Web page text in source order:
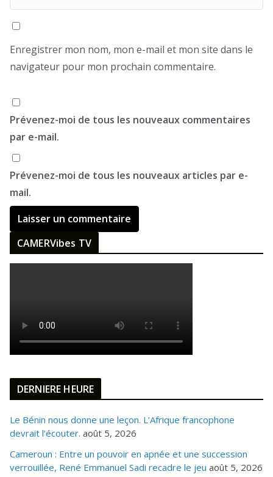
Enregistrer mon nom, mon e-mail et mon site dans le
navigateur pour mon prochain commentaire.
Prévenez-moi de tous les nouveaux commentaires
par e-mail.
Prévenez-moi de tous les nouveaux articles par e-
mail.
CAMERVibes TV
DERNIERE HEURE
Le Bénin nous donne une leçon. L’Afrique francophone
devrait l’écouter. août 5, 2026
Cameroun : Entre un pouvoir en apnée et une succession
verrouillée, René Emmanuel Sadi recadre le jeu août 5, 2026